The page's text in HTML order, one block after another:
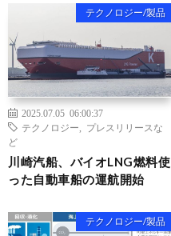
テクノロジー/製品
2025.07.05 06:00:37
テクノロジー
プレスリリースな
ど
川崎汽船、バイオLNG燃料使
った自動車船の運航開始
テクノロジー/製品